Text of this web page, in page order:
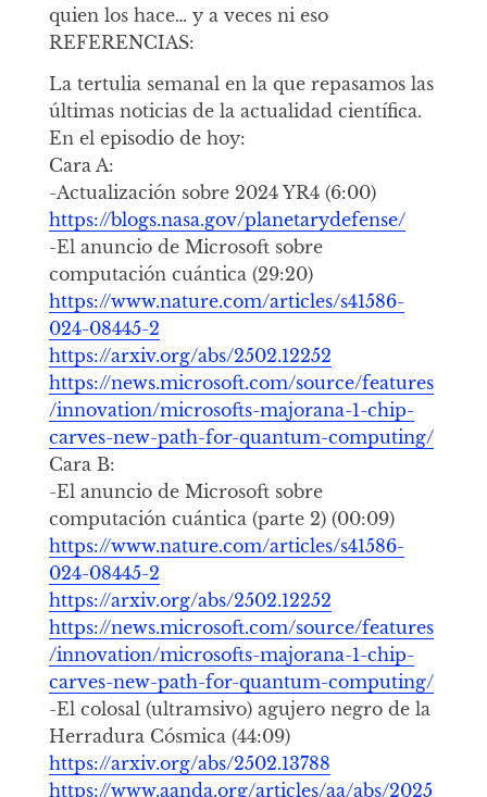
quien los hace… y a veces ni eso
REFERENCIAS:
La tertulia semanal en la que repasamos las
últimas noticias de la actualidad científica.
En el episodio de hoy:
Cara A:
-Actualización sobre 2024 YR4 (6:00)
https://blogs.nasa.gov/planetarydefense/
-El anuncio de Microsoft sobre
computación cuántica (29:20)
https://www.nature.com/articles/s41586-
024-08445-2
https://arxiv.org/abs/2502.12252
https://news.microsoft.com/source/features
/innovation/microsofts-majorana-1-chip-
carves-new-path-for-quantum-computing/
Cara B:
-El anuncio de Microsoft sobre
computación cuántica (parte 2) (00:09)
https://www.nature.com/articles/s41586-
024-08445-2
https://arxiv.org/abs/2502.12252
https://news.microsoft.com/source/features
/innovation/microsofts-majorana-1-chip-
carves-new-path-for-quantum-computing/
-El colosal (ultramsivo) agujero negro de la
Herradura Cósmica (44:09)
https://arxiv.org/abs/2502.13788
https://www.aanda.org/articles/aa/abs/2025